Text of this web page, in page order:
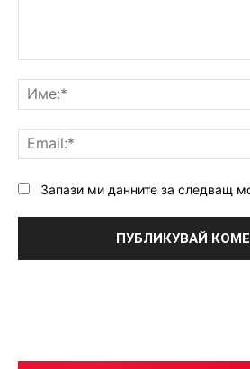
Запази ми данните за следващ